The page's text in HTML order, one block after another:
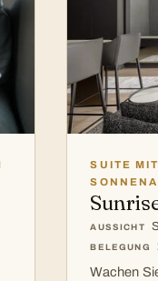
SUITE
AUSSICHT
BELEGUNG
Wachen